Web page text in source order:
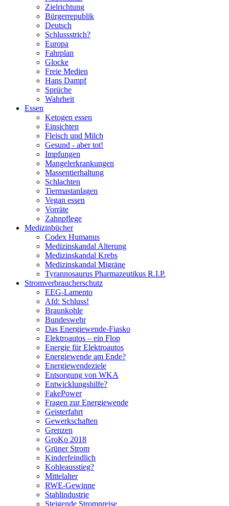
Zielrichtung
Bürgerrepublik
Deutsch
Schlussstrich?
Europa
Fahrplan
Glocke
Freie Medien
Hans Dampf
Sprüche
Wahrheit
Essen
Ketogen essen
Einsichten
Fleisch und Milch
Gesund - aber tot!
Impfungen
Mangelerkrankungen
Massentierhaltung
Schlachten
Tiermastanlagen
Vegan essen
Vorräte
Zahnpflege
Medizinbücher
Codex Humanus
Medizinskandal Alterung
Medizinskandal Krebs
Medizinskandal Migräne
Tyrannosaurus Pharmazeutikus R.I.P.
Stromverbraucherschutz
EEG-Lamento
Afd: Schluss!
Braunkohle
Bundeswehr
Das Energiewende-Fiasko
Elektroautos – ein Flop
Energie für Elektroautos
Energiewende am Ende?
Energiewendeziele
Entsorgung von WKA
Entwicklungshilfe?
FakePower
Fragen zur Energiewende
Geisterfahrt
Gewerkschaften
Grenzen
GroKo 2018
Grüner Strom
Kinderfeindlich
Kohleausstieg?
Mittelalter
RWE-Gewinne
Stahlindustrie
Steigende Strompreise